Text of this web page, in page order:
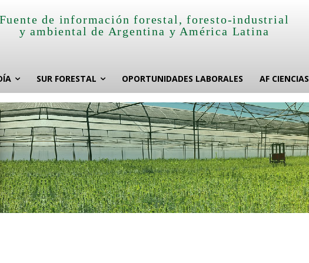
Fuente de información forestal, foresto-industrial
y ambiental de Argentina y América Latina
SUR FORESTAL OPORTUNIDADES LABORALES AF CIENCIAS